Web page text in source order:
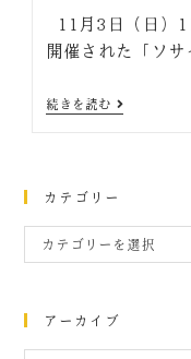
11月3日（日）
開催された「ソ
続きを読む
カテゴリー
カテゴリーを選択
アーカイブ